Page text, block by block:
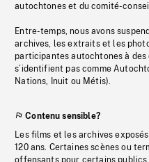
autochtones et du comité-
Entre-temps, nous avons
archives, les extraits et les
participantes autochtones à
s’identifient pas comme
Nations, Inuit ou Métis).
Contenu sensible?
Les films et les archives
120 ans. Certaines scènes ou
offensants pour certains publics.